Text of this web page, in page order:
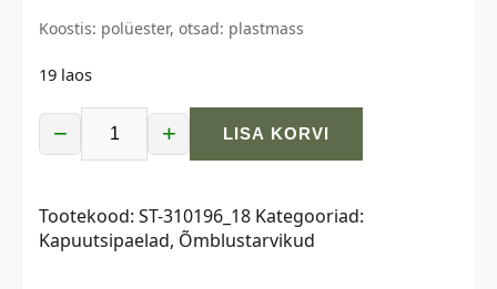
Koostis: polüester, otsad: plastmass
19 laos
−
Kapuutsipael
1,1
m,
+ LISA KORVI
Tootekood: ST-310196_18 Kategooriad:
Kapuutsipaelad, Õmblustarvikud